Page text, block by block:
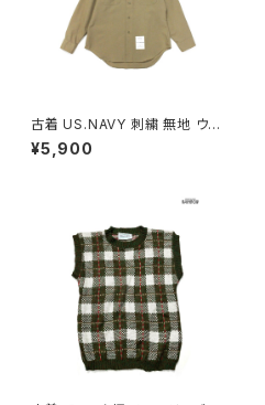
古着 US.NAVY 刺繍 無地 ウー
ル 長袖 シャツ 茶 (ttu250104
1)
¥5,900